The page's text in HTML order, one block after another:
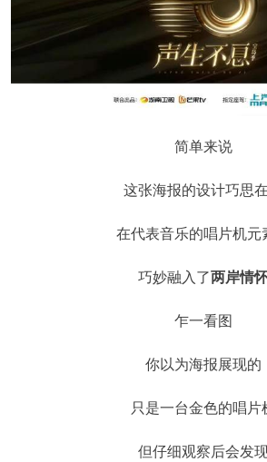
简单来说
这张海报的设计巧思
在代表音乐的唱片机元
巧妙融入了两岸情
乍一看图
你以为海报展现的
只是一台金色的唱片
但仔细观察后会发